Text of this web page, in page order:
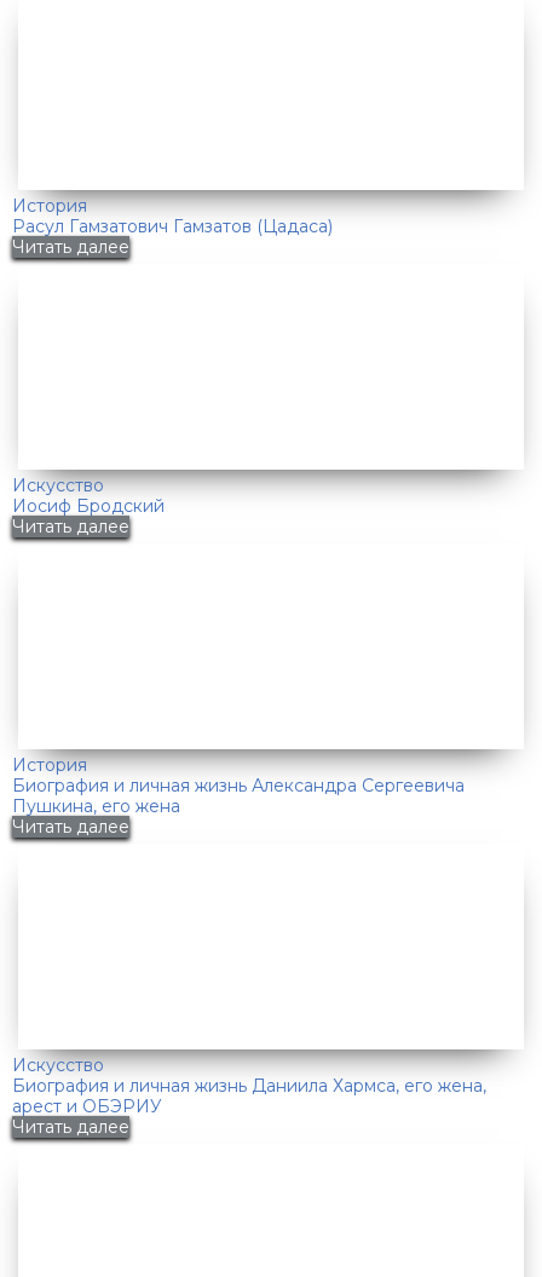
История
Расул Гамзатович Гамзатов (Цадаса)
Читать далее
Искусство
Иосиф Бродский
Читать далее
История
Биография и личная жизнь Александра Сергеевича
Пушкина, его жена
Читать далее
Искусство
Биография и личная жизнь Даниила Хармса, его жена,
арест и ОБЭРИУ
Читать далее